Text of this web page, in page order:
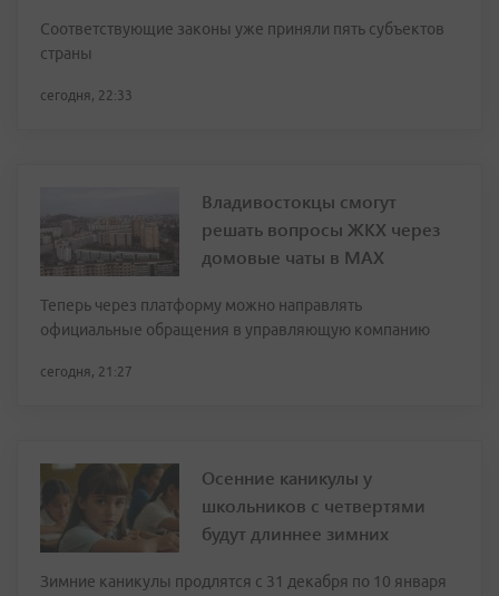
Соответствующие законы уже приняли пять субъектов
страны
сегодня, 22:33
Владивостокцы смогут
решать вопросы ЖКХ через
домовые чаты в МАХ
Теперь через платформу можно направлять
официальные обращения в управляющую компанию
сегодня, 21:27
Осенние каникулы у
школьников с четвертями
будут длиннее зимних
Зимние каникулы продлятся с 31 декабря по 10 января